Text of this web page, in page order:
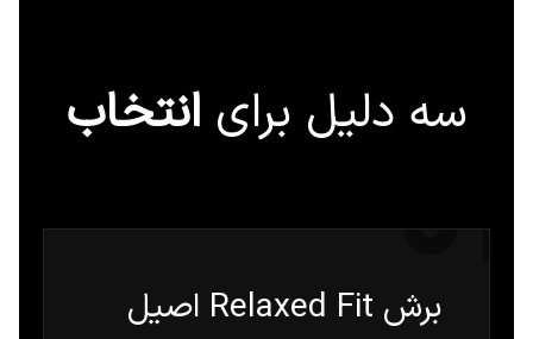
سه دلیل برای انتخاب
01
برش Relaxed Fit اصیل